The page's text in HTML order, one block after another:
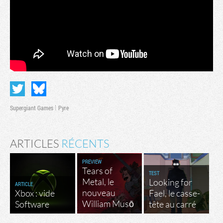
Supergiant Games Pyre
ARTICLES RÉCENTS
ARTICLE
Xbox : vide
Software
PREVIEW
Tears of
Metal, le
nouveau
William Musō
TEST
Looking for
Fael, le casse-
tête au carré